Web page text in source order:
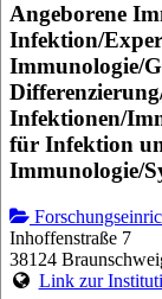
Angeborene
Infektion/
Immunologie/
Infektionen/
für Infektion
Immunologie/
Inhoffenstraße 7
38124
Link zur